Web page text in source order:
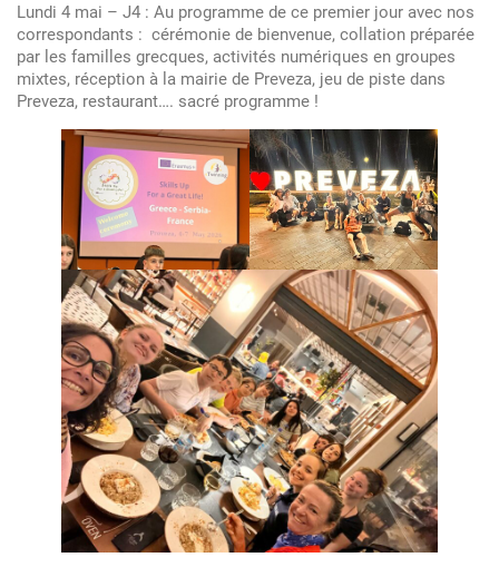
Lundi 4 mai – J4 : Au programme de ce premier jour avec nos
correspondants : cérémonie de bienvenue, collation préparée
par les familles grecques, activités numériques en groupes
mixtes, réception à la mairie de Preveza, jeu de piste dans
Preveza, restaurant…. sacré programme !